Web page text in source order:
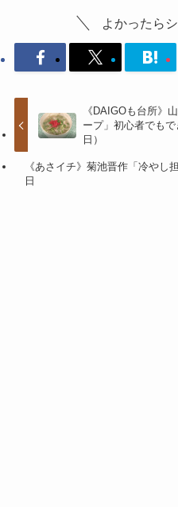
よかったら
《DAIGOも台所》
ープ」初心者でも
日）
《あさイチ》菊池晋作「冷やし
日